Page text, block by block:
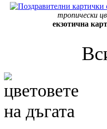
тропически
екзотична